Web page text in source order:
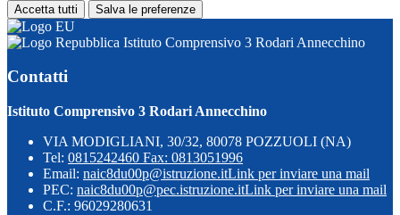
Accetta tutti Salva le preferenze
Istituto Comprensivo 3 Rodari Annecchino
Contatti
Istituto Comprensivo 3 Rodari Annecchino
VIA MODIGLIANI, 30/32, 80078 POZZUOLI (NA)
Tel: 0815242460 Fax: 0813051996
Email: naic8du00p@istruzione.itLink per inviare una mail
PEC: naic8du00p@pec.istruzione.itLink per inviare una mail
C.F.: 96029280631